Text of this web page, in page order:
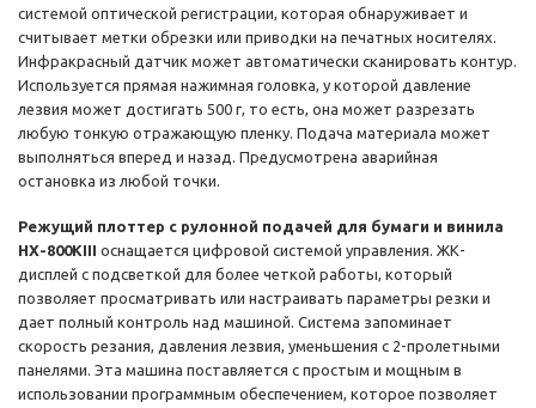
системой оптической регистрации, которая обнаруживает и
считывает метки обрезки или приводки на печатных носителях.
Инфракрасный датчик может автоматически сканировать контур.
Используется прямая нажимная головка, у которой давление
лезвия может достигать 500 г, то есть, она может разрезать
любую тонкую отражающую пленку. Подача материала может
выполняться вперед и назад. Предусмотрена аварийная
остановка из любой точки.
Режущий плоттер с рулонной подачей для бумаги и винила
HX-800KIII оснащается цифровой системой управления. ЖК-
дисплей с подсветкой для более четкой работы, который
позволяет просматривать или настраивать параметры резки и
дает полный контроль над машиной. Система запоминает
скорость резания, давления лезвия, уменьшения с 2-пролетными
панелями. Эта машина поставляется с простым и мощным в
использовании программным обеспечением, которое позволяет